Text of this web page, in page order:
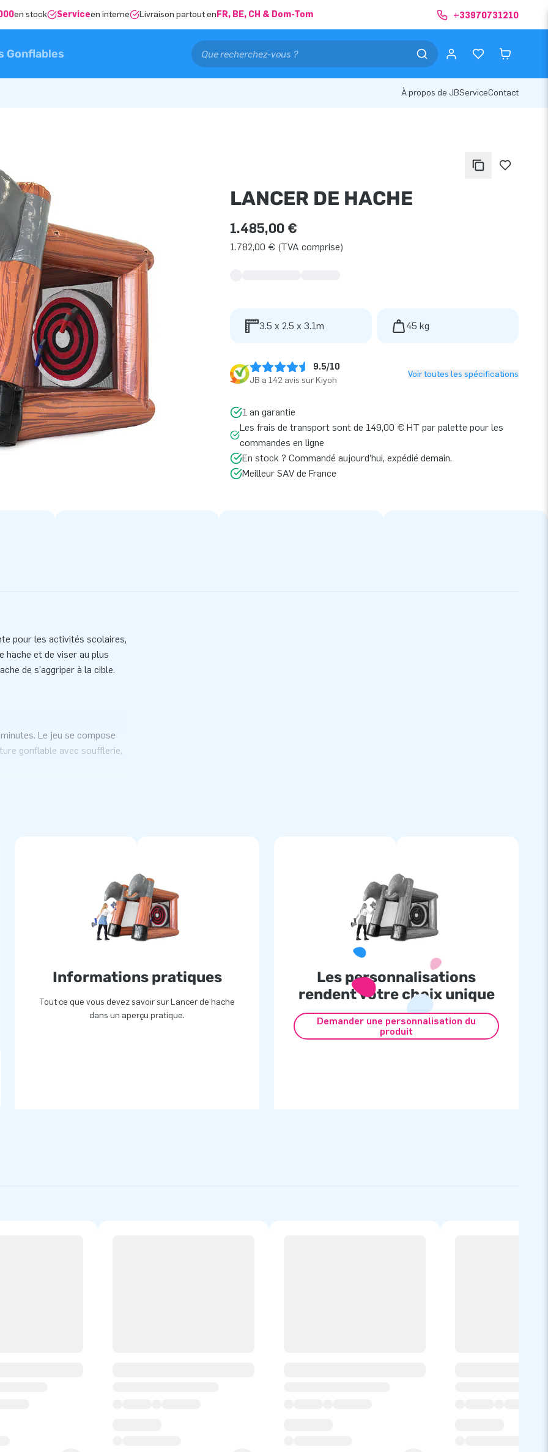
en stock Serviceen interne Livraison partout en FR, BE, CH & Dom-Tom +33970731210
Gonflables
À propos de JBServiceContact
LANCER DE HACHE
1.485,00 €
1.782,00 € (TVA comprise)
3.5 x 2.5 x 3.1m 45 kg
9.5/10
JB a 142 avis sur Kiyoh
Voir toutes les spécifications
1 an garantie
Les frais de transport sont de 149,00 € HT par palette pour les
commandes en ligne
En stock ? Commandé aujourd’hui, expédié demain.
Meilleur SAV de France
pour les activités scolaires,
et de viser au plus
de s'aggriper à la cible.
Le jeu se compose
gonflable avec soufflerie,
va de même pour le
pour toutes vos
grands enfants du monde
De plus, les équipes de
innovent en permanence
d’un service et d’une
Informations pratiques
Tout ce que vous devez savoir sur Lancer de hache
dans un aperçu pratique.
Les personnalisations
rendent votre choix unique
Demander une personnalisation du
produit